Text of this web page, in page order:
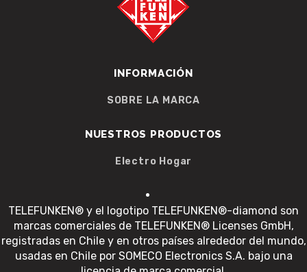
INFORMACIÓN
SOBRE LA MARCA
NUESTROS PRODUCTOS
Electro Hogar
TELEFUNKEN® y el logotipo TELEFUNKEN®-diamond son
marcas comerciales de TELEFUNKEN® Licenses GmbH,
registradas en Chile y en otros países alrededor del mundo,
usadas en Chile por SOMECO Electronics S.A. bajo una